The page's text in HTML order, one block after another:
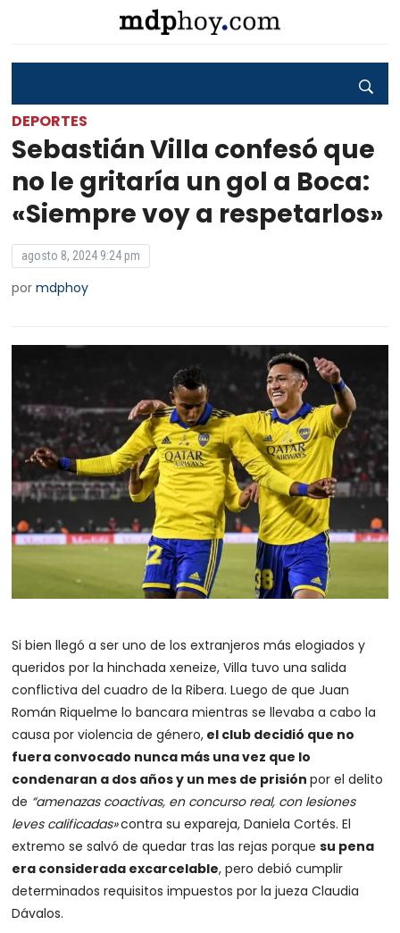
DEPORTES
Sebastián Villa confesó que
no le gritaría un gol a Boca:
«Siempre voy a respetarlos»
agosto 8, 2024 9:24 pm
pormdphoy
Si bien llegó a ser uno de los extranjeros más elogiados y
queridos por la hinchada xeneize, Villa tuvo una salida
conflictiva del cuadro de la Ribera. Luego de que Juan
Román Riquelme lo bancara mientras se llevaba a cabo la
causa por violencia de género, el club decidió que no
fuera convocado nunca más una vez que lo
condenaran a dos años y un mes de prisiónpor el delito
de “amenazas coactivas, en concurso real, con lesiones
leves calificadas»contra su expareja, Daniela Cortés. El
extremo se salvó de quedar tras las rejas porquesu pena
era considerada excarcelable, pero debió cumplir
determinados requisitos impuestos por la jueza Claudia
Dávalos.